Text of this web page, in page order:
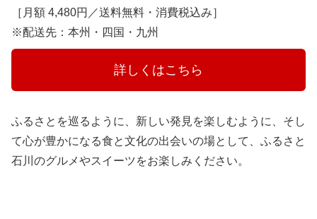
［月額 4,480円／送料無料・消費税込み］
※配送先：本州・四国・九州
詳しくはこちら
ふるさとを巡るように、新しい発見を楽しむように、そし
て心が豊かになる食と文化の出会いの場として、ふるさと
石川のグルメやスイーツをお楽しみください。